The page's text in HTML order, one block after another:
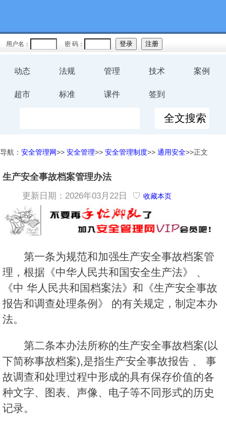
用户名： 密 码：
动态 法规 管理 技术 案例
超市 标准 课件 签到
导航： 安全管理网>> 安全管理>> 安全管理制度>> 通用安全>>正文
生产安全事故档案管理办法
更新日期：2026年03月22日 ♡ 收藏本页
第一条为规范和加强生产安全事故档案管
理，根据《中华人民共和国安全生产法》 、
《中 华人民共和国档案法》和《生产安全事故
报告和调查处理条例》 的有关规定，制定本办
法。
第二条本办法所称的生产安全事故档案(以
下简称事故档案),是指生产安全事故报告 、 事
故调查和处理过程中形成的具有保存价值的各
种文字、图表、声像、电子等不同形式的历史
记录。